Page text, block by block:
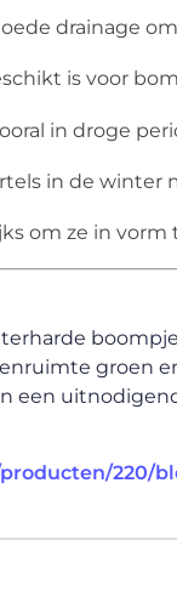
drainage
is voor
in droge
in de winter
om ze in
groen
een
220/